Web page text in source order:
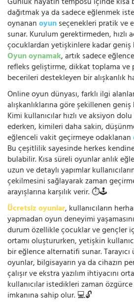
dağıtmak ya da sadece eğlenmek
oynananoyunseçenekleri pratik ve
sunar. Kurulum gerektirmeden, hızlı
çocuklardan yetişkinlere kadar
Oyun oynamak, artık sadece
refleks geliştirme, dikkat toplama ve
becerileri destekleyen bir alışkanlık
Online oyun dünyası, farklı ilgi
alışkanlıklarına göre şekillenen
Kimi kullanıcılar hızlı ve aksiyon
ederken, kimileri daha sakin,
eğlenceli vakit geçirmeye odaklanan
Bu çeşitlilik sayesinde herkes
bulabilir. Kısa süreli oyunlar anlık
uzun ve detaylı yapımlar
çekilmesini sağlayarak zaman
arayışlarına karşılık verir. ⏱️🕹️
Ücretsiz oyunlar, kullanıcıların
yapmadan oyun deneyimi
durum özellikle çocuklar ve gençler
ortamı oluştururken, yetişkin
bir eğlence alternatifi sunar.
oyunlar, bilgisayarın ya da cihazın
çalışır ve ekstra yazılım ihtiyacını
kullanıcılar istedikleri zaman özgürce
imkanına sahip olur. 💻🔓